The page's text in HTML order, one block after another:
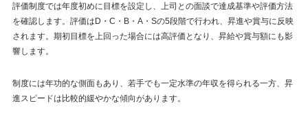
評価制度では年度初めに目標を設定し、上司との面談で達成基準や評価方法
を確認します。評価はD・C・B・A・Sの5段階で行われ、昇進や賞与に反映
されます。期初目標を上回った場合には高評価となり、昇給や賞与額にも影
響します。
制度には年功的な側面もあり、若手でも一定水準の年収を得られる一方、昇
進スピードは比較的緩やかな傾向があります。